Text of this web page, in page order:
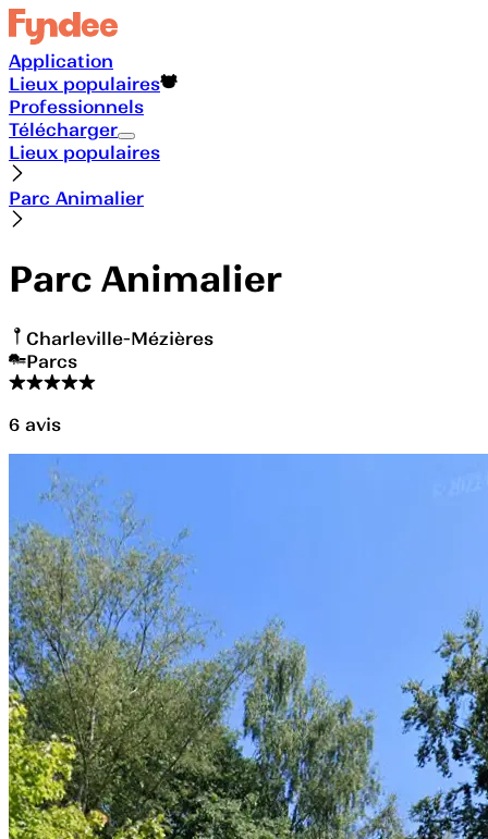
Application
Lieux populaires
Professionnels
Télécharger
Lieux populaires
Parc Animalier
Parc Animalier
Charleville-Mézières
Parcs
6 avis